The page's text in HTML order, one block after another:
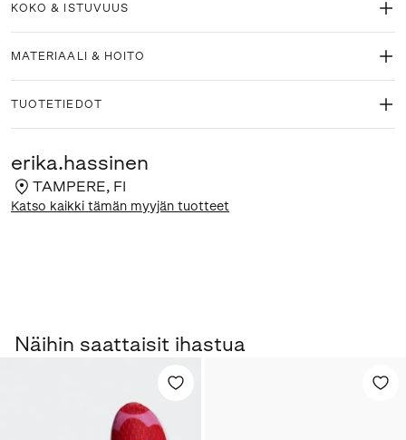
KOKO & ISTUVUUS
MATERIAALI & HOITO
TUOTETIEDOT
erika.hassinen
TAMPERE, FI
Katso kaikki tämän myyjän tuotteet
Näihin saattaisit ihastua